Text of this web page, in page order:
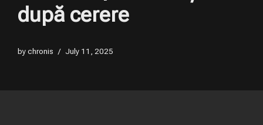
după cerere
bychronis July 11, 2025